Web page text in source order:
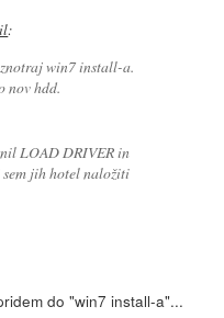
:
win7 install-a.
nov hdd.
LOAD DRIVER in
jih hotel naložiti
do "win7 install-a"...